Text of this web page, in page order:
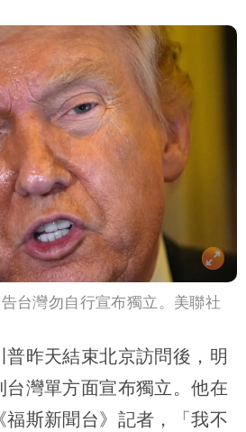
台灣勿自行宣布獨立。美聯社
昨天結束北京訪問後，明
灣單方面宣布獨立。他在
斯新聞台》記者，「我不